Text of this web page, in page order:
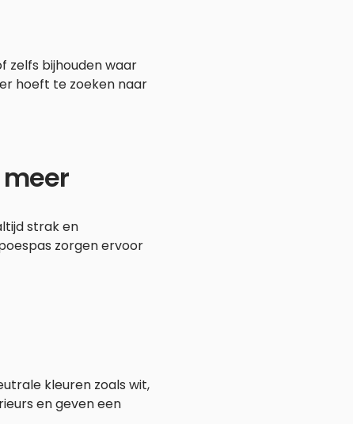
zelfs bijhouden waar
hoeft te zoeken naar
strak en
zorgen ervoor
kleuren zoals wit,
en geven een